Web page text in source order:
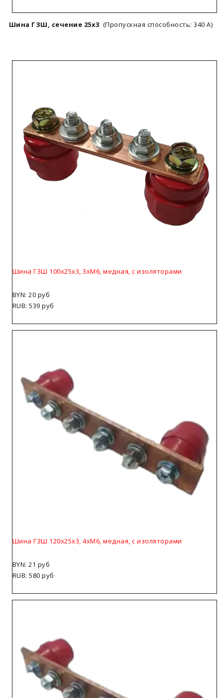
Шина ГЗШ, сечение 25х3 (Пропускная способность: 340 А)
Шина ГЗШ 100х25х3, 3хМ6, медная, с изоляторами
BYN: 20 руб
RUB: 539 руб
Шина ГЗШ 120х25х3, 4хМ6, медная, с изоляторами
BYN: 21 руб
RUB: 580 руб